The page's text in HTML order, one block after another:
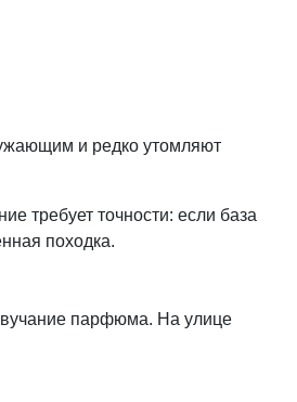
и редко утомляют
требует точности: если база
походка.
парфюма. На улице